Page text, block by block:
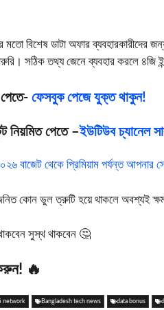
বিশেষ ডাটা অফার ব্যবহারকারীদের
জরুরি। সঠিক তথ্য জেনে ব্যবহার করলে
পেতে- ফেসবুক পেজে যুক্ত থাকুন!
নিয়মিত পেতে –ইউটিউব চ্যানেল
বাজেট থেকে প্রিমিয়াম পর্যন্ত আপনার
কোন ভুল ত্রুটি হয়ে থাকলে অবশ্যই ক্ষমা
সুস্থ থাকবেন 🤔
🔥
network Bangladesh tech news data bonus